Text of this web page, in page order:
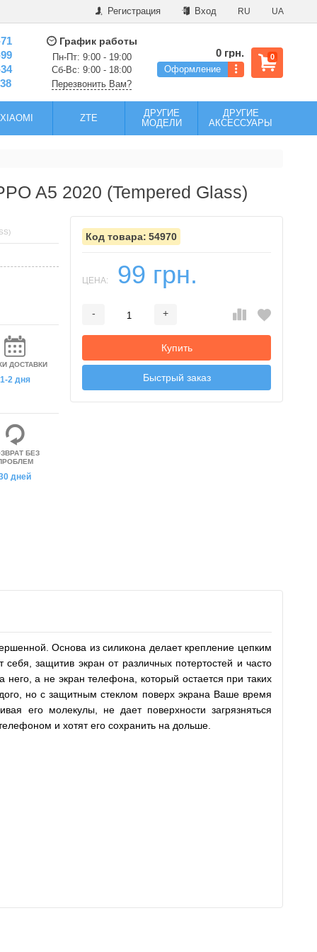
Регистрация Вход RU UA
График работы
Пн-Пт: 9:00 - 19:00
Сб-Вс: 9:00 - 18:00
Перезвонить Вам?
0
0 грн.
Оформление
XIAOMI ZTE
ДРУГИЕ
МОДЕЛИ
ДРУГИЕ
АКСЕССУАРЫ
A5 2020 (Tempered Glass)
54970
ЦЕНА: 99 грн.
- +
Купить
Быстрый заказ
ДОСТАВКИ
1-2 дня
БЕЗ
дней
Основа из силикона делает крепление цепким
защитив экран от различных потертостей и часто
а не экран телефона, который остается при таких
но с защитным стеклом поверх экрана Ваше время
его молекулы, не дает поверхности загрязняться
и хотят его сохранить на дольше.